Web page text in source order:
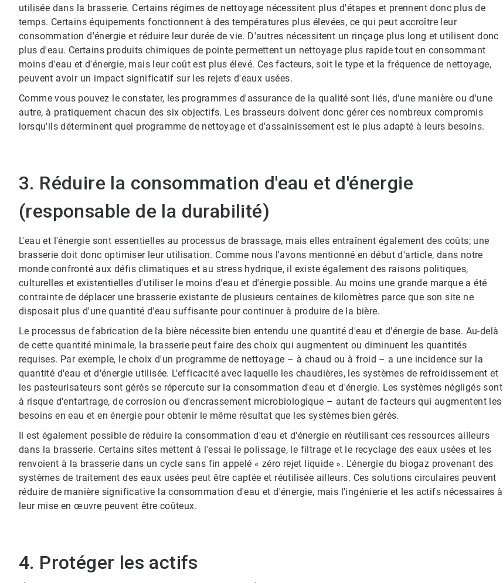
utilisée dans la brasserie. Certains régimes de nettoyage nécessitent plus d'étapes et prennent donc plus de
temps.​​​​​​​ Certains équipements fonctionnent à des températures plus élevées, ce qui peut accroître leur
consommation d'énergie et réduire leur durée de vie. D'autres nécessitent un rinçage plus long et utilisent donc
plus d'eau.​​​​​​​ Certains produits chimiques de pointe permettent un nettoyage plus rapide tout en consommant
moins d'eau et d'énergie, mais leur coût est plus élevé. Ces facteurs, soit le type et la fréquence de nettoyage,
peuvent avoir un impact significatif sur les rejets d'eaux usées. ​​​​​​​
Comme vous pouvez le constater, les programmes d'assurance de la qualité sont liés, d'une manière ou d'une
autre, à pratiquement chacun des six objectifs. Les brasseurs doivent donc gérer ces nombreux compromis
lorsqu'ils déterminent quel programme de nettoyage et d'assainissement est le plus adapté à leurs besoins.​​​​​​​
3. Réduire la consommation d'eau et d'énergie
(responsable de la durabilité)
L'eau et l'énergie sont essentielles au processus de brassage, mais elles entraînent également des coûts; une
brasserie doit donc optimiser leur utilisation. Comme nous l'avons mentionné en début d'article, dans notre
monde confronté aux défis climatiques et au stress hydrique, il existe également des raisons politiques,
culturelles et existentielles d'utiliser le moins d'eau et d'énergie possible. Au moins une grande marque a été
contrainte de déplacer une brasserie existante de plusieurs centaines de kilomètres parce que son site ne
disposait plus d'une quantité d'eau suffisante pour continuer à produire de la bière.
Le processus de fabrication de la bière nécessite bien entendu une quantité d'eau et d'énergie de base.​​​​​​​ Au-delà
de cette quantité minimale, la brasserie peut faire des choix qui augmentent ou diminuent les quantités
requises. Par exemple, le choix d'un programme de nettoyage – à chaud ou à froid – a une incidence sur la
quantité d'eau et d'énergie utilisée. L'efficacité avec laquelle les chaudières, les systèmes de refroidissement et
les pasteurisateurs sont gérés se répercute sur la consommation d'eau et d'énergie.​​​​​​​ Les systèmes négligés sont
à risque d'entartrage, de corrosion ou d'encrassement microbiologique – autant de facteurs qui augmentent les
besoins en eau et en énergie pour obtenir le même résultat que les systèmes bien gérés.
Il est également possible de réduire la consommation d'eau et d'énergie en réutilisant ces ressources ailleurs
dans la brasserie. Certains sites mettent à l'essai le polissage, le filtrage et le recyclage des eaux usées et les
renvoient à la brasserie dans un cycle sans fin appelé « zéro rejet liquide ». L'énergie du biogaz provenant des
systèmes de traitement des eaux usées peut être captée et réutilisée ailleurs.​​​​​​​ Ces solutions circulaires peuvent
réduire de manière significative la consommation d'eau et d'énergie, mais l'ingénierie et les actifs nécessaires à
leur mise en œuvre peuvent être coûteux.​​​​​​​
4. Protéger les actifs